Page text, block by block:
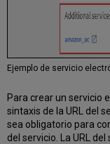
Ejemplo de servicio
Para crear un servicio
sintaxis de la URL del
sea obligatorio para
del servicio. La URL